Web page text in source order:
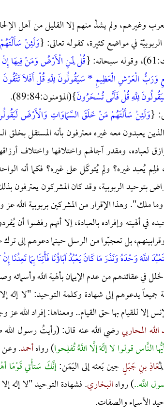
وغيرهم، ولم يشذّ منهم إلا القليل من أهل
في مواضع كثيرة، كقوله تعالى: {وَلَئِنْ
{
قُلْ لِمَنِ الْأَرْضُ وَمَنْ فِيهَا
الْعَرْشِ الْعَظِيمِ * سَيَقُولُونَ لِلَّهِ قُلْ أَفَلَا
لِلَّهِ قُلْ فَأَنَّى تُسْحَرُونَ}(المؤمنون:89:84).
{وَلَئِنْ سَأَلْتَهُمْ مَنْ خَلَقَ السَّمَاوَاتِ وَالْأَرْضَ
الذين يعبدون معه غيره معترفون بأنه المستقل
لعباده، ومقدر آجالهم واختلافها واختلاف
فلِم يُعبد غيره؟ ولِم يُتوكَل على غيره؟ فكما أنه
بتوحيد الربوبية، وقد كان المشركون يعترفون
وهذا الإقرار من المشركين بربوبية الله عز
في ألهيته وإفراده بالعبادة، إلا أنهم رفضوا أن
بل تعجبّوا من الرسل حينما دعوهم إلى
اللَّهَ وَحْدَهُ وَنَذَرَ مَا كَانَ يَعْبُدُ آبَاؤُنَا فَأْتِنَا بِمَا
في عقائدهم من عدم الإيمان بألهية الله
جميعاً يدعوهم إلى شهادة وكلمة التوحيد: "لا
إلا للقيام بها حق القيام.. ومعناها: إفراد الله عز
المحاربيرضي الله عنه قال: (رأيتُ رسول
النَّاس قولوا لا إلَهَ إلَّا اللَّهُ تُفلِحوا) رواهأحمد. وعن
مُعَاذِبنِ جَبَلٍحِين بَعثه إلى اليَمَن:إنَّكَ سَتأْتي قَوْمًا
اللَّه..) رواهالبخاري. فشهادة التوحيد "لا إله
الأسماء والصفات.